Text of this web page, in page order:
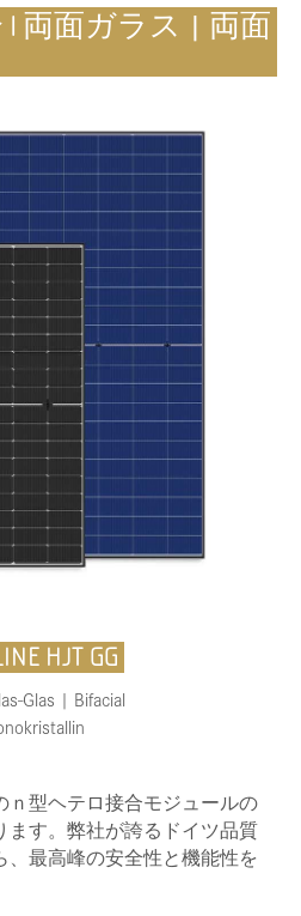
I 両面ガラス | 両面
HJT GG
Glas | Bifacial
ｎ型ヘテロ接合モジュールの
ます。弊社が誇るドイツ品質
、最高峰の安全性と機能性を